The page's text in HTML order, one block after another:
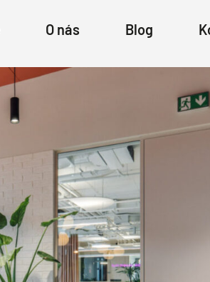
O nás Blog